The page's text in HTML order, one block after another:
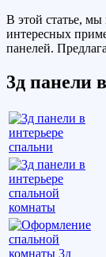
В этой статье,
интересных
панелей.
3д панели